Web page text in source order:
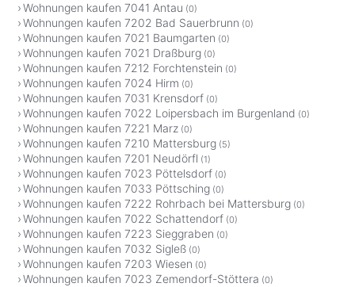
Wohnungen kaufen 7041 Antau (0)
Wohnungen kaufen 7202 Bad Sauerbrunn (0)
Wohnungen kaufen 7021 Baumgarten (0)
Wohnungen kaufen 7021 Draßburg (0)
Wohnungen kaufen 7212 Forchtenstein (0)
Wohnungen kaufen 7024 Hirm (0)
Wohnungen kaufen 7031 Krensdorf (0)
Wohnungen kaufen 7022 Loipersbach im Burgenland (0)
Wohnungen kaufen 7221 Marz (0)
Wohnungen kaufen 7210 Mattersburg (5)
Wohnungen kaufen 7201 Neudörfl (1)
Wohnungen kaufen 7023 Pöttelsdorf (0)
Wohnungen kaufen 7033 Pöttsching (0)
Wohnungen kaufen 7222 Rohrbach bei Mattersburg (0)
Wohnungen kaufen 7022 Schattendorf (0)
Wohnungen kaufen 7223 Sieggraben (0)
Wohnungen kaufen 7032 Sigleß (0)
Wohnungen kaufen 7203 Wiesen (0)
Wohnungen kaufen 7023 Zemendorf-Stöttera (0)